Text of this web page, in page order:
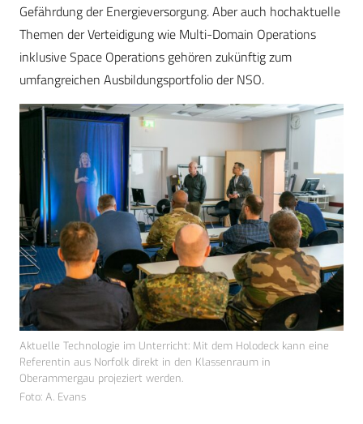
Gefährdung der Energieversorgung. Aber auch hochaktuelle
Themen der Verteidigung wie Multi-Domain Operations
inklusive Space Operations gehören zukünftig zum
umfangreichen Ausbildungsportfolio der NSO.
Aktuelle Technologie im Unterricht: Mit dem Holodeck kann eine
Referentin aus Norfolk direkt in den Klassenraum in
Oberammergau projeziert werden.
Foto: A. Evans